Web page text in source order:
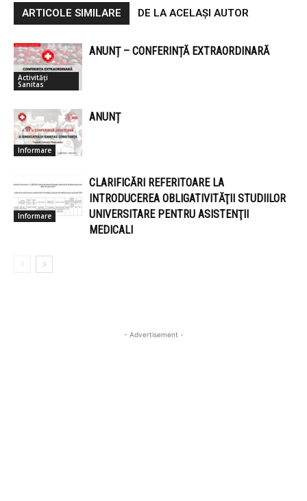
ARTICOLE SIMILARE DE LA ACELAȘI AUTOR
Activități
Sanitas
ANUNȚ – CONFERINȚĂ EXTRAORDINARĂ
Informare
ANUNȚ
Informare
CLARIFICĂRI REFERITOARE LA
INTRODUCEREA OBLIGATIVITĂŢII STUDIILOR
UNIVERSITARE PENTRU ASISTENŢII
MEDICALI
- Advertisement -